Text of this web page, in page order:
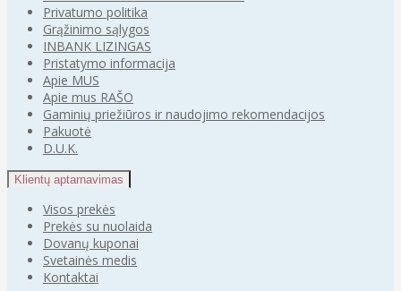
Privatumo politika
Grąžinimo sąlygos
INBANK LIZINGAS
Pristatymo informacija
Apie MUS
Apie mus RAŠO
Gaminių priežiūros ir naudojimo rekomendacijos
Pakuotė
D.U.K.
Klientų aptarnavimas
Visos prekės
Prekės su nuolaida
Dovanų kuponai
Svetainės medis
Kontaktai